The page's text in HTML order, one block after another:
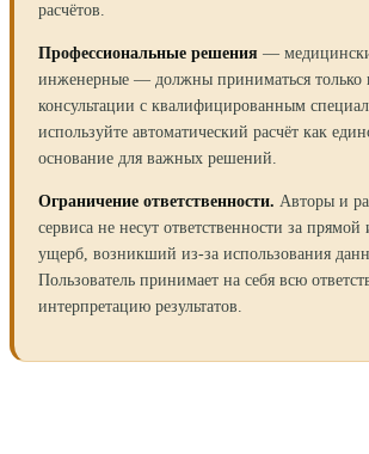
расчётов.
Профессиональные решения —
инженерные — должны приниматься только
консультации с квалифицированным
используйте автоматический расчёт как
основание для важных решений.
Ограничение ответственности. Авторы и
сервиса не несут ответственности за
ущерб, возникший из-за использования
Пользователь принимает на себя всю
интерпретацию результатов.